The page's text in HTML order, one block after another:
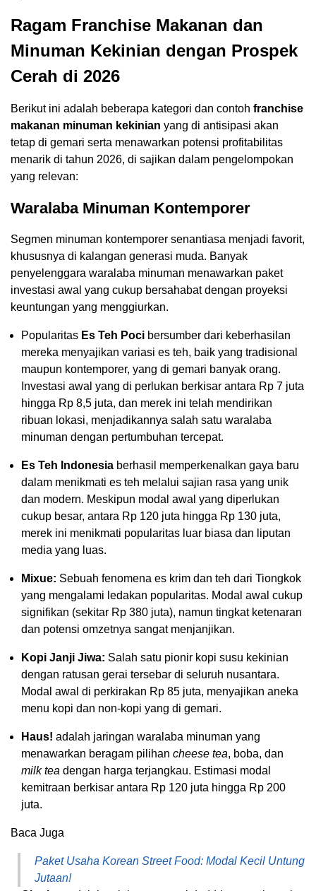
Ragam Franchise Makanan dan
Minuman Kekinian dengan Prospek
Cerah di 2026
Berikut ini adalah beberapa kategori dan contoh franchise
makanan minuman kekinian yang di antisipasi akan
tetap di gemari serta menawarkan potensi profitabilitas
menarik di tahun 2026, di sajikan dalam pengelompokan
yang relevan:
Waralaba Minuman Kontemporer
Segmen minuman kontemporer senantiasa menjadi favorit,
khususnya di kalangan generasi muda. Banyak
penyelenggara waralaba minuman menawarkan paket
investasi awal yang cukup bersahabat dengan proyeksi
keuntungan yang menggiurkan.
Popularitas Es Teh Poci bersumber dari keberhasilan
mereka menyajikan variasi es teh, baik yang tradisional
maupun kontemporer, yang di gemari banyak orang.
Investasi awal yang di perlukan berkisar antara Rp 7 juta
hingga Rp 8,5 juta, dan merek ini telah mendirikan
ribuan lokasi, menjadikannya salah satu waralaba
minuman dengan pertumbuhan tercepat.
Es Teh Indonesia berhasil memperkenalkan gaya baru
dalam menikmati es teh melalui sajian rasa yang unik
dan modern. Meskipun modal awal yang diperlukan
cukup besar, antara Rp 120 juta hingga Rp 130 juta,
merek ini menikmati popularitas luar biasa dan liputan
media yang luas.
Mixue: Sebuah fenomena es krim dan teh dari Tiongkok
yang mengalami ledakan popularitas. Modal awal cukup
signifikan (sekitar Rp 380 juta), namun tingkat ketenaran
dan potensi omzetnya sangat menjanjikan.
Kopi Janji Jiwa: Salah satu pionir kopi susu kekinian
dengan ratusan gerai tersebar di seluruh nusantara.
Modal awal di perkirakan Rp 85 juta, menyajikan aneka
menu kopi dan non-kopi yang di gemari.
Haus! adalah jaringan waralaba minuman yang
menawarkan beragam pilihan cheese tea, boba, dan
milk tea dengan harga terjangkau. Estimasi modal
kemitraan berkisar antara Rp 120 juta hingga Rp 200
juta.
Baca Juga
Paket Usaha Korean Street Food: Modal Kecil Untung
Jutaan!